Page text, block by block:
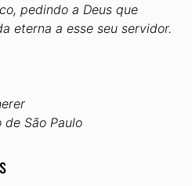
pedindo a Deus que
eterna a esse seu servidor.
São Paulo